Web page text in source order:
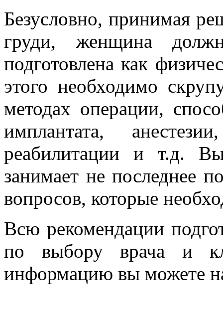
Безусловно, принимая
груди, женщина
подготовлена как
этого необходимо
методах операции,
имплантата,
реабилитации и т.д.
занимает не последнее
вопросов, которые
Всю рекомендации
по выбору врача и
информацию вы можете